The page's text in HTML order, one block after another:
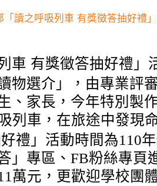
「讀之呼吸列車 有獎徵答抽好禮
車 有獎徵答抽好禮」
物選介」，由專業評
、家長，今年特別製
列車，在旅途中發現
禮」活動時間為110年
」專區、 FB粉絲專頁
萬元，更歡迎學校團